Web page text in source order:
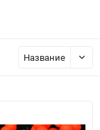
Название